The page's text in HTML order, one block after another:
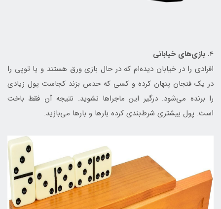
4. بازی‌های خیابانی
افرادی را در خیابان دیده‌ام که در حال بازی ورق هستند و یا توپی را
در یک فنجان پنهان کرده و کسی که حدس بزند کجاست پول زیادی
را برنده می‌شود. درگیر این ماجراها نشوید. نتیجه آن فقط باخت
است. پول بیشتری شرط‌بندی کرده بارها و بارها می‌بازید.